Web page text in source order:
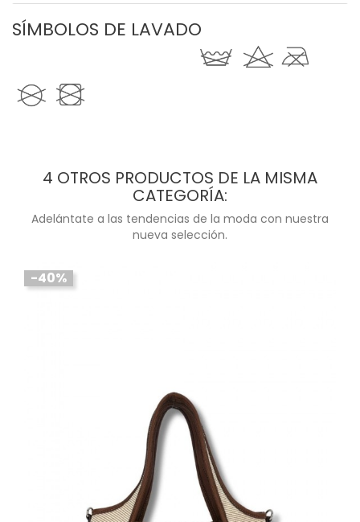
SÍMBOLOS DE LAVADO
4 OTROS PRODUCTOS DE LA MISMA
CATEGORÍA:
Adelántate a las tendencias de la moda con nuestra
nueva selección.
-40%